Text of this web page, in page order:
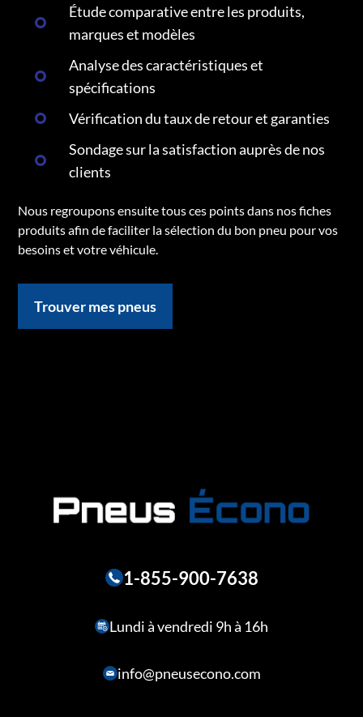
Étude comparative entre les produits,
marques et modèles
Analyse des caractéristiques et
spécifications
Vérification du taux de retour et garanties
Sondage sur la satisfaction auprès de nos
clients
Nous regroupons ensuite tous ces points dans nos fiches
produits afin de faciliter la sélection du bon pneu pour vos
besoins et votre véhicule.
Trouver mes pneus
1-855-900-7638
Lundi à vendredi 9h à 16h
info@pneusecono.com